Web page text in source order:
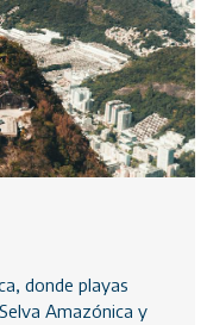
donde playas
Amazónica y